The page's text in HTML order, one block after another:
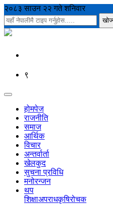
२०८३ साउन २२ गते शनिवार
९
होमपेज
राजनीति
समाज
आर्थिक
विचार
अन्तर्वार्ता
खेलकुद
सुचना प्रविधि
मनोरन्जन
थप
शिक्षाअपराधकृषिरोचक